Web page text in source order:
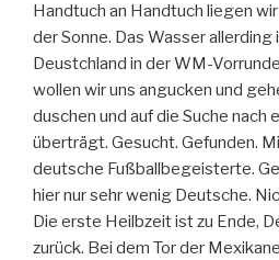
Handtuch an Handtuch liegen wir
der Sonne. Das Wasser
Deustchland in der WM-
wollen wir uns angucken und
duschen und auf die Suche nach
überträgt. Gesucht. Gefunden.
deutsche Fußballbegeisterte.
hier nur sehr wenig Deutsche.
Die erste Heilbzeit ist zu Ende,
zurück. Bei dem Tor der